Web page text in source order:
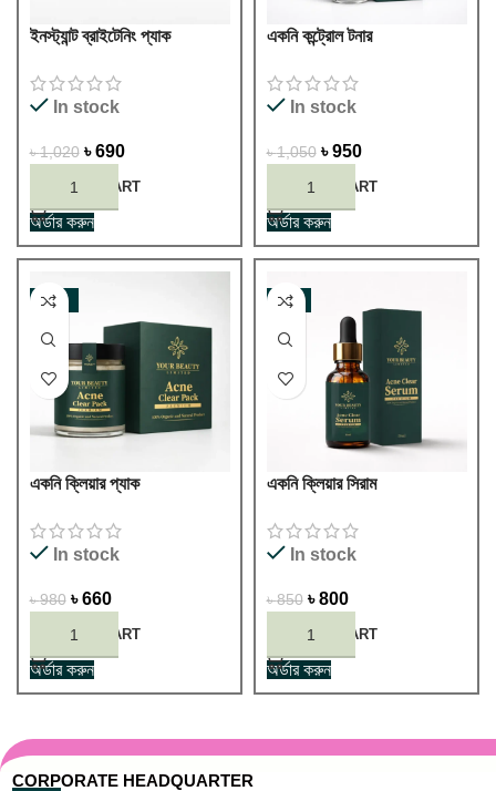
ইনস্ট্যান্ট ব্রাইটেনিং প্যাক
In stock
৳1,020 ৳690
ADD TO CART
অর্ডার করুন
একনি কন্ট্রোল টনার
In stock
৳1,050 ৳950
ADD TO CART
অর্ডার করুন
-33%
একনি ক্লিয়ার প্যাক
In stock
৳980 ৳660
ADD TO CART
অর্ডার করুন
-6%
একনি ক্লিয়ার সিরাম
In stock
৳850 ৳800
ADD TO CART
অর্ডার করুন
CORPORATE HEADQUARTER